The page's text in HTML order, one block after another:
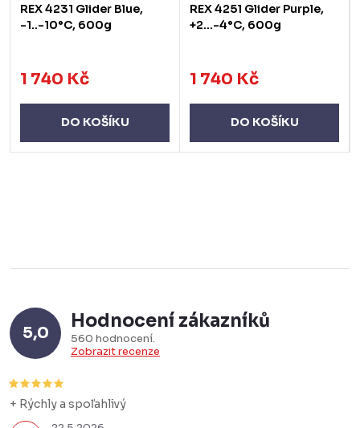
REX 4231 Glider Blue,
-1..-10°C, 600g
1 740 Kč
DO KOŠÍKU
REX 4251 Glider Purple,
+2...-4°C, 600g
1 740 Kč
DO KOŠÍKU
5,0
Hodnocení zákazníků
560 hodnocení
Zobrazit recenze
+ Rýchly a spoľahlivý